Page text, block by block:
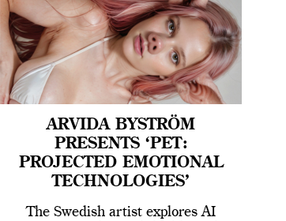
ARVIDA BYSTRÖM
PRESENTS ‘PET:
PROJECTED EMOTIONAL
TECHNOLOGIES’
The Swedish artist explores AI